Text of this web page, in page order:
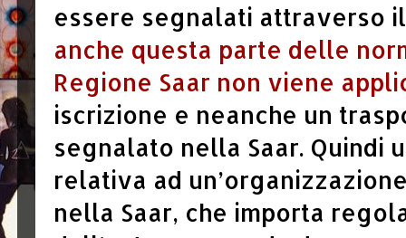
essere segnalati attraverso il
anche questa parte delle
Regione Saar non viene
iscrizione e neanche un
segnalato nella Saar. Quindi
relativa ad
nella Saar, che importa